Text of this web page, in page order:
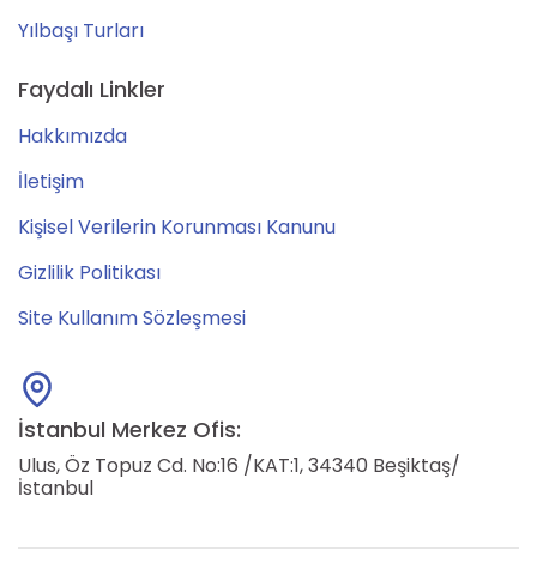
Yılbaşı Turları
Faydalı Linkler
Hakkımızda
İletişim
Kişisel Verilerin Korunması Kanunu
Gizlilik Politikası
Site Kullanım Sözleşmesi
İstanbul Merkez Ofis:
Ulus, Öz Topuz Cd. No:16 /KAT:1, 34340 Beşiktaş/
İstanbul